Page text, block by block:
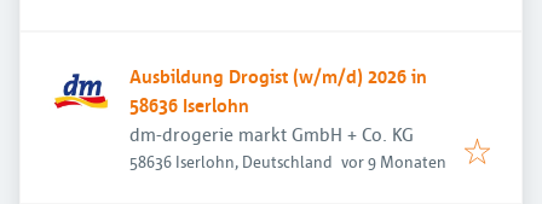
Ausbildung Drogist (w/m/d) 2026 in
58636 Iserlohn
dm-drogerie markt GmbH + Co. KG
58636 Iserlohn, Deutschland Veröffentlicht:
vor 9 Monaten